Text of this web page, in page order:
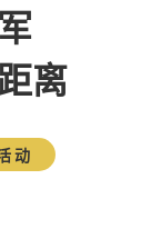
离
动